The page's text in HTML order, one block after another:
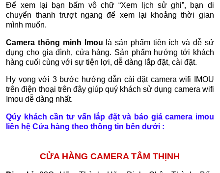
Để xem lại bạn bấm vô chữ “Xem lịch sử ghi”, bạn di
chuyển thanh trượt ngang để xem lại khoảng thời gian
mình muốn.
Camera thông minh Imou là sản phẩm tiện ích và dễ sử
dụng cho gia đình, cửa hàng. Sản phẩm hướng tới khách
hàng cuối cùng với sự tiện lợi, dễ dàng lắp đặt, cài đặt.
Hy vọng với 3 bước hướng dẫn cài đặt camera wifi IMOU
trên điện thoại trên đây giúp quý khách sử dụng camera wifi
Imou dễ dàng nhất.
Qúy khách cần tư vấn lắp đặt và báo giá camera imou
liên hệ Cửa hàng theo thông tin bên dưới :
CỬA HÀNG CAMERA TÂM THỊNH